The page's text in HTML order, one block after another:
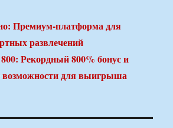
Премиум-платформа для
развлечений
Рекордный 800% бонус и
возможности для выигрыша